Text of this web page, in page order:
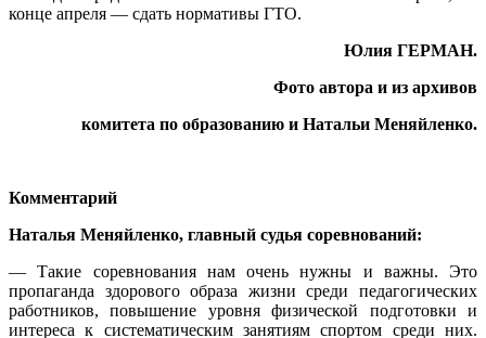
конце апреля — сдать нормативы ГТО.
Юлия ГЕРМАН.
Фото автора и из архивов
комитета по образованию и Натальи Меняйленко.
Комментарий
Наталья Меняйленко, главный судья соревнований:
— Такие соревнования нам очень нужны и важны. Это
пропаганда здорового образа жизни среди педагогических
работников, повышение уровня физической подготовки и
интереса к систематическим занятиям спортом среди них.